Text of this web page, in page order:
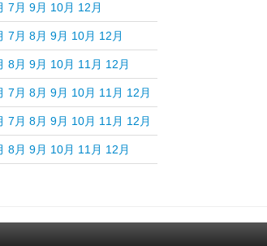
7月 9月 10月 12月
7月 8月 9月 10月 12月
8月 9月 10月 11月 12月
7月 8月 9月 10月 11月 12月
7月 8月 9月 10月 11月 12月
8月 9月 10月 11月 12月